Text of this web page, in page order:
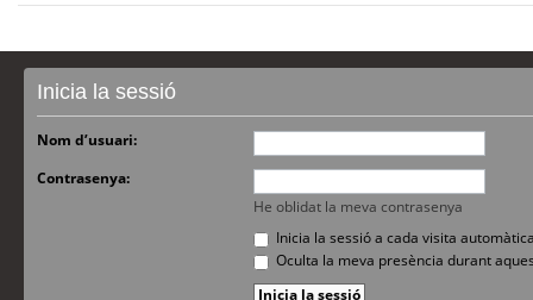
Inicia la sessió
Nom d’usuari:
Contrasenya:
He oblidat la meva contrasenya
Inicia la sessió a cada visita
Oculta la meva presència durant